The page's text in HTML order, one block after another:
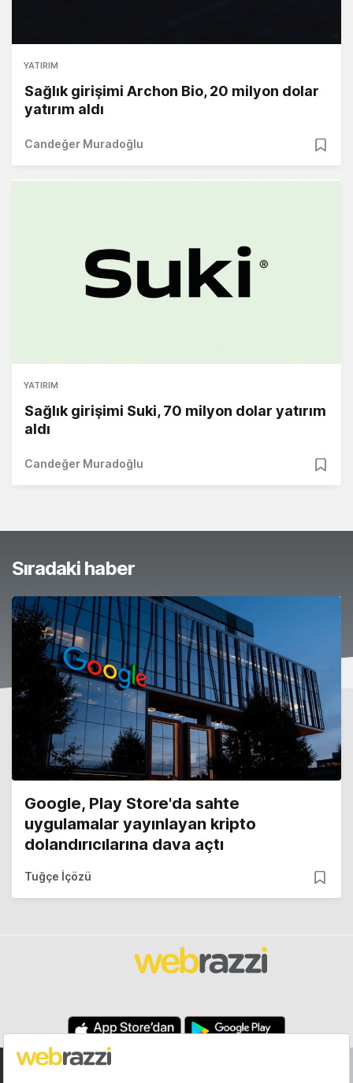
YATIRIM
Sağlık girişimi Archon Bio, 20 milyon dolar
yatırım aldı
Candeğer Muradoğlu
YATIRIM
Sağlık girişimi Suki, 70 milyon dolar yatırım
aldı
Candeğer Muradoğlu
Sıradaki haber
Google, Play Store'da sahte
uygulamalar yayınlayan kripto
dolandırıcılarına dava açtı
Tuğçe İçözü